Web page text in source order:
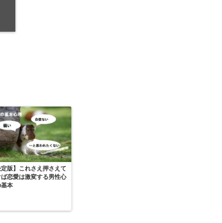
版】これさえ押さえて
恋愛は激変する男性心
本